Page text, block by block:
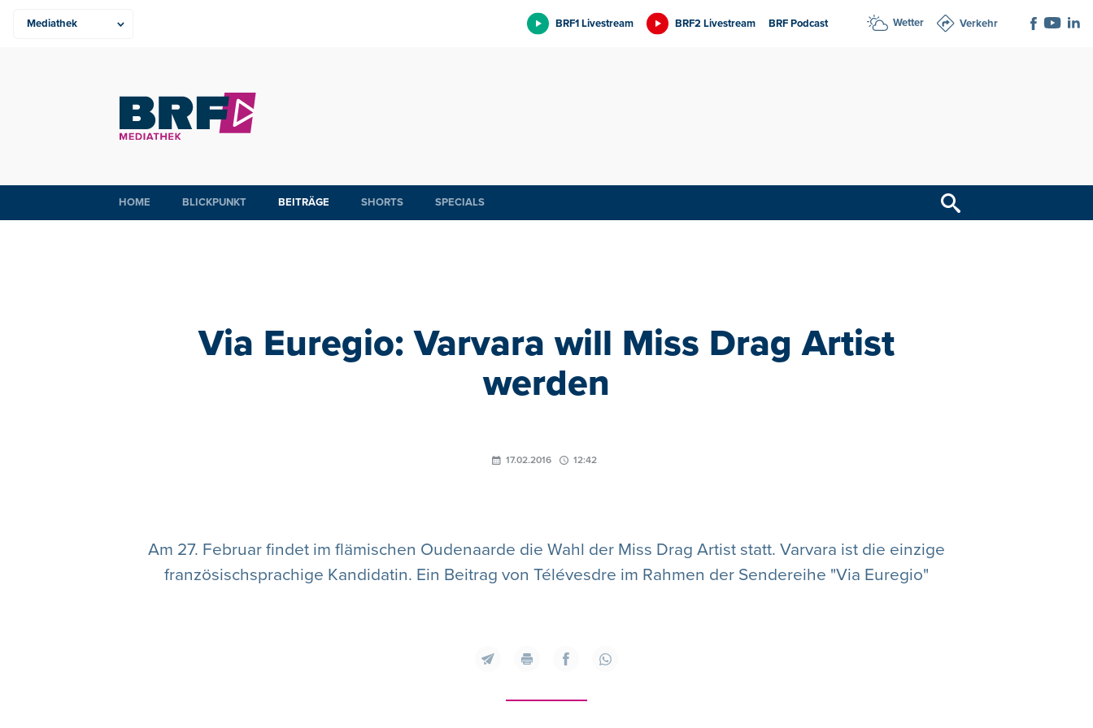
BRF1 Livestream BRF2 Livestream BRF Podcast Wetter Verkehr
HOME BLICKPUNKT BEITRÄGE SHORTS SPECIALS
Via Euregio: Varvara will Miss Drag Artist
werden
17.02.2016 12:42
Am 27. Februar findet im flämischen Oudenaarde die Wahl der Miss Drag Artist statt. Varvara ist die einzige
französischsprachige Kandidatin. Ein Beitrag von Télévesdre im Rahmen der Sendereihe "Via Euregio"